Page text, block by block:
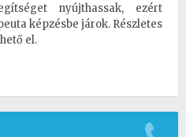
nyújthassak, ezért
képzésbe járok. Részletes
el.